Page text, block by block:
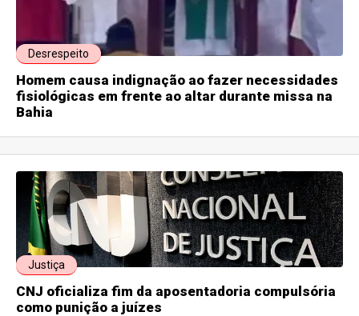
Desrespeito
Homem causa indignação ao fazer necessidades
fisiológicas em frente ao altar durante missa na
Bahia
Justiça
CNJ oficializa fim da aposentadoria compulsória
como punição a juízes